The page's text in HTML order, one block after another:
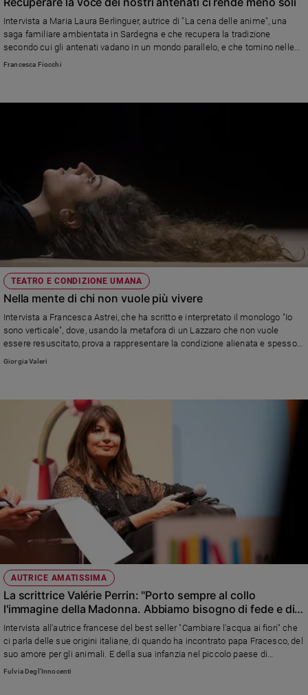
Intervista a Maria Laura Berlinguer, autrice di "La cena delle anime", una
saga familiare ambientata in Sardegna e che recupera la tradizione
secondo cui gli antenati vadano in un mondo parallelo, e che tornino nelle
case non con intenzioni cattive ma come spiriti guida. "Credo che la morte
Francesca Fiocchi
TEATRO E CONDIZIONE UMANA
Nella mente di chi non vuole più vivere
Intervista a Francesca Astrei, che ha scritto e interpretato il monologo "Io
sono verticale", dove, usando la metafora di un Lazzaro che non vuole
essere resuscitato, prova a rappresentare la condizione alienata e spesso
agli altri incomprensibile di chi soffre di depressione. Con un riferimento, a
Giorgia Valeri
AUTRICE AMATISSIMA
La scrittrice Valérie Perrin: "Porto sempre al collo
l'immagine della Madonna. Abbiamo bisogno di fede e di
speranza"
Intervista all'autrice francese del best seller "Cambiare l'acqua ai fiori" che
ci parla delle sue origini italiane, di quando ha incontrato papa Fracesco, del
suo amore per gli animali. E della sua infanzia nel piccolo paese di
Greugnon dove ha ambientato il suo ultimo romanzo "Tatà"
Fulvia Degl'Innocenti